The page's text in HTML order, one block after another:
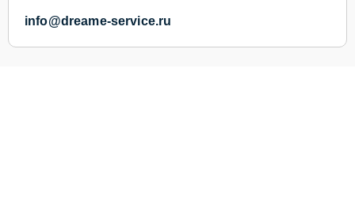
info@dreame-service.ru